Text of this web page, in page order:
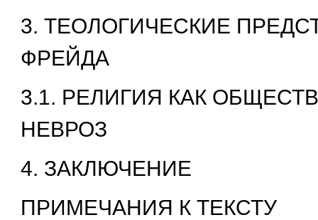
3. ТЕОЛОГИЧЕСКИЕ
ФРЕЙДА
3.1. РЕЛИГИЯ КАК
НЕВРОЗ
4. ЗАКЛЮЧЕНИЕ
ПРИМЕЧАНИЯ К ТЕКСТУ